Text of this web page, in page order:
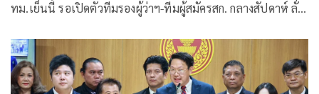
ทม.เย็นนี้ รอเปิดตัวทีมรองผู้ว่าฯ-ทีมผู้สมัครสก. กลางสัปดาห์ ลั่น